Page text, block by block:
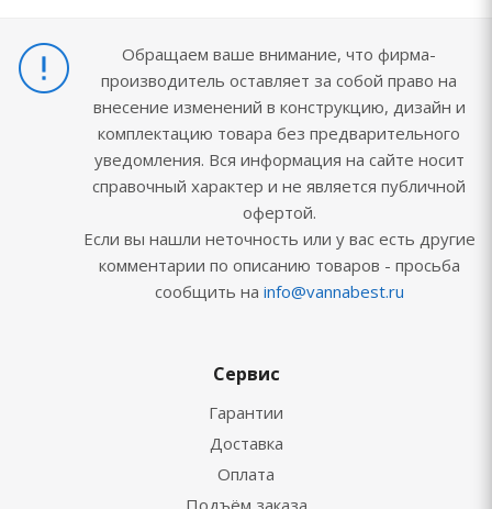
Обращаем ваше внимание, что фирма-
производитель оставляет за собой право на
внесение изменений в конструкцию, дизайн и
комплектацию товара без предварительного
уведомления. Вся информация на сайте носит
справочный характер и не является публичной
офертой.
Если вы нашли неточность или у вас есть другие
комментарии по описанию товаров - просьба
сообщить на info@vannabest.ru
Сервис
Гарантии
Доставка
Оплата